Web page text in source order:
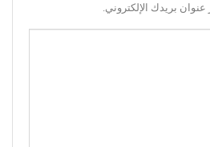
بريدك الإلكتروني.